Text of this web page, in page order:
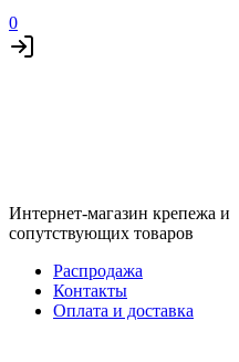
0
Интернет-магазин крепежа и
сопутствующих товаров
Распродажа
Контакты
Оплата и доставка